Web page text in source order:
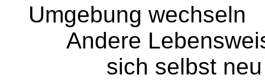
Umgebung wechseln
Andere
sich selbst neu